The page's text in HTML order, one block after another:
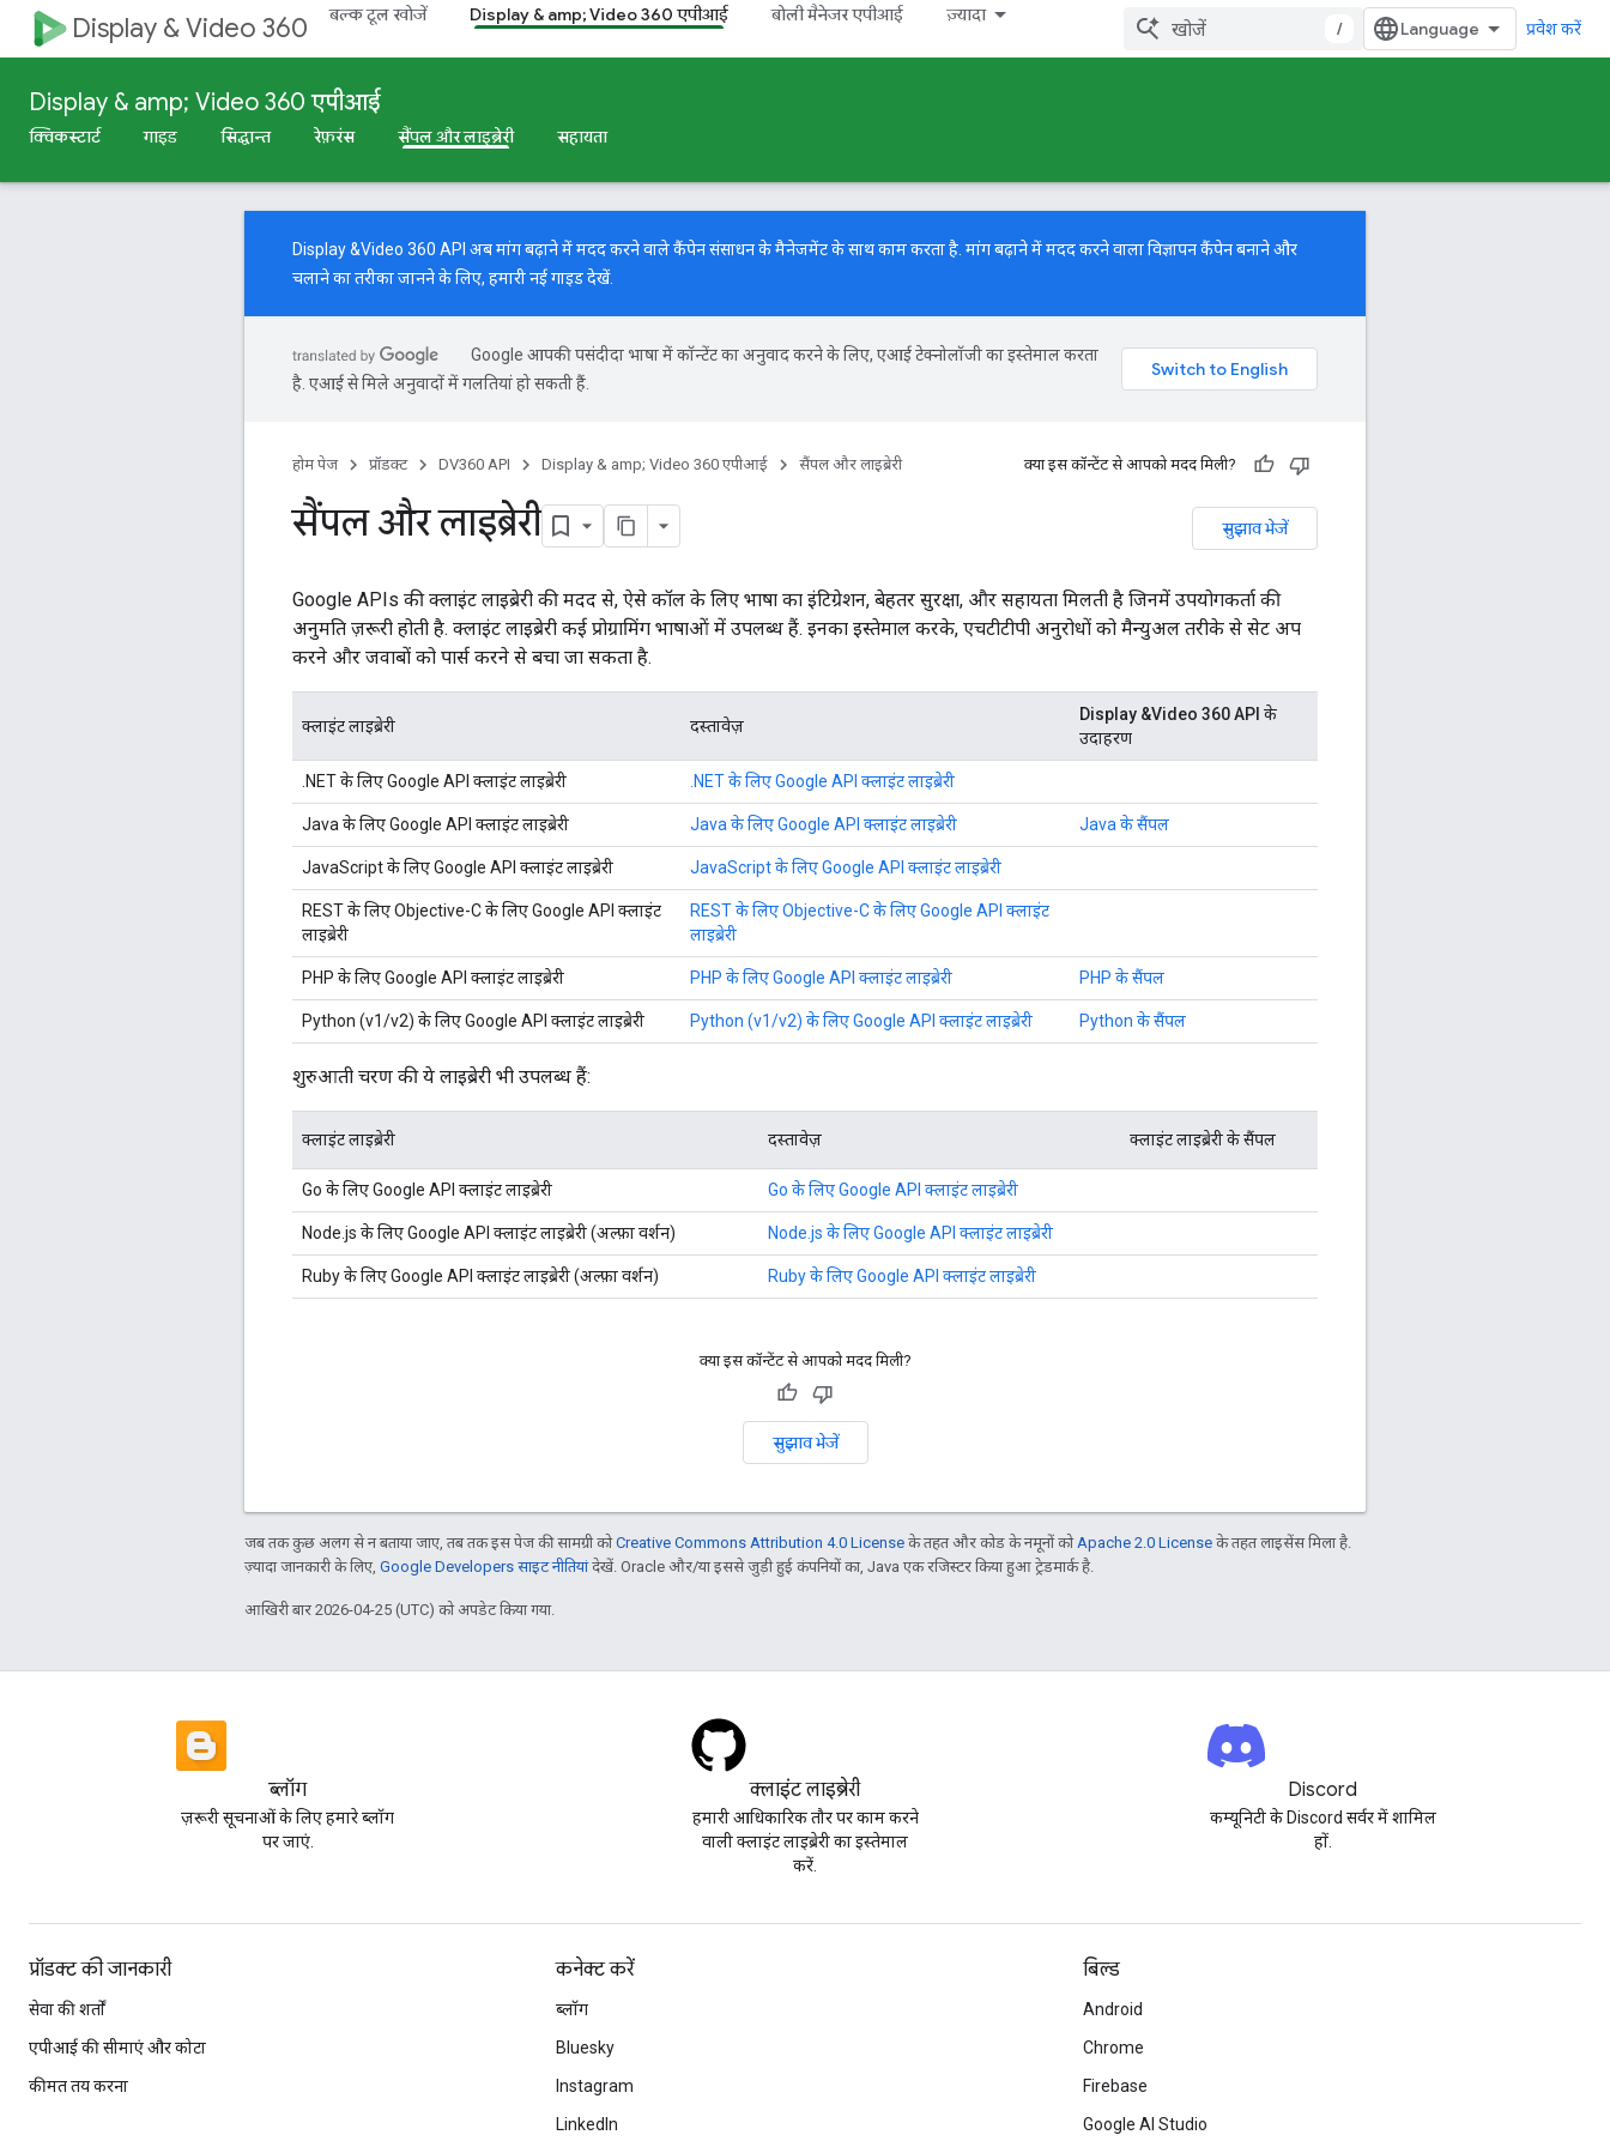
Display & Video 360 बल्क टूल खोजें Display & amp; Video 360 एपीआई बोली मैनेजर एपीआई ज़्यादा
/ प्रवेश करें
Display & amp; Video 360 एपीआई
क्विकस्टार्ट गाइड सिद्धान्त रेफ़रंस सैंपल और लाइब्रेरी सहायता
Display &Video 360 API अब मांग बढ़ाने में मदद करने वाले कैंपेन संसाधन के मैनेजमेंट के साथ काम करता है. मांग बढ़ाने में मदद करने वाला विज्ञापन कैंपेन बनाने और
चलाने का तरीका जानने के लिए, हमारीनई गाइडदेखें.
Google आपकी पसंदीदा भाषा में कॉन्टेंट का अनुवाद करने के लिए, एआई टेक्नोलॉजी का इस्तेमाल करता
है. एआई से मिले अनुवादों में गलतियां हो सकती हैं.
होम पेज प्रॉडक्ट DV360 API Display & amp; Video 360 एपीआई सैंपल और लाइब्रेरी क्या इस कॉन्टेंट से आपको मदद मिली?
सुझाव भेजें
सैंपल और लाइब्रेरी
Google APIs की क्लाइंट लाइब्रेरी की मदद से, ऐसे कॉल के लिए भाषा का इंटिग्रेशन, बेहतर सुरक्षा, और सहायता मिलती है जिनमें उपयोगकर्ता की
अनुमति ज़रूरी होती है. क्लाइंट लाइब्रेरी कई प्रोग्रामिंग भाषाओं में उपलब्ध हैं. इनका इस्तेमाल करके, एचटीटीपी अनुरोधों को मैन्युअल तरीके से सेट अप
करने और जवाबों को पार्स करने से बचा जा सकता है.
क्लाइंट लाइब्रेरी दस्तावेज़
Display &Video 360 API के
उदाहरण
.NET के लिए Google API क्लाइंट लाइब्रेरी .NET के लिए Google API क्लाइंट लाइब्रेरी
Java के लिए Google API क्लाइंट लाइब्रेरी Java के लिए Google API क्लाइंट लाइब्रेरी Java के सैंपल
JavaScript के लिए Google API क्लाइंट लाइब्रेरी JavaScript के लिए Google API क्लाइंट लाइब्रेरी
REST के लिए Objective-C के लिए Google API क्लाइंट
लाइब्रेरी
REST के लिए Objective-C के लिए Google API क्लाइंट
लाइब्रेरी
PHP के लिए Google API क्लाइंट लाइब्रेरी PHP के लिए Google API क्लाइंट लाइब्रेरी PHP के सैंपल
Python (v1/v2) के लिए Google API क्लाइंट लाइब्रेरी Python (v1/v2) के लिए Google API क्लाइंट लाइब्रेरी Python के सैंपल
शुरुआती चरण की ये लाइब्रेरी भी उपलब्ध हैं:
क्लाइंट लाइब्रेरी दस्तावेज़ क्लाइंट लाइब्रेरी के सैंपल
Go के लिए Google API क्लाइंट लाइब्रेरी Go के लिए Google API क्लाइंट लाइब्रेरी
Node.js के लिए Google API क्लाइंट लाइब्रेरी (अल्फ़ा वर्शन) Node.js के लिए Google API क्लाइंट लाइब्रेरी
Ruby के लिए Google API क्लाइंट लाइब्रेरी (अल्फ़ा वर्शन) Ruby के लिए Google API क्लाइंट लाइब्रेरी
क्या इस कॉन्टेंट से आपको मदद मिली?
सुझाव भेजें
जब तक कुछ अलग से न बताया जाए, तब तक इस पेज की सामग्री कोCreative Commons Attribution 4.0 License के तहत और कोड के नमूनों को Apache 2.0 License के तहत लाइसेंस मिला है.
ज़्यादा जानकारी के लिए, Google Developers साइट नीतियांदेखें. Oracle और/या इससे जुड़ी हुई कंपनियों का, Java एक रजिस्टर किया हुआ ट्रेडमार्क है.
आखिरी बार 2026-04-25 (UTC) को अपडेट किया गया.
ब्लॉग
ज़रूरी सूचनाओं के लिए हमारे ब्लॉग
पर जाएं.
क्लाइंट लाइब्रेरी
हमारी आधिकारिक तौर पर काम करने
वाली क्लाइंट लाइब्रेरी का इस्तेमाल
करें.
Discord
कम्यूनिटी के Discord सर्वर में शामिल
हों.
प्रॉडक्ट की जानकारी
सेवा की शर्तों
एपीआई की सीमाएं और कोटा
कीमत तय करना
कनेक्ट करें
ब्लॉग
Bluesky
Instagram
LinkedIn
बिल्ड
Android
Chrome
Firebase
Google AI Studio